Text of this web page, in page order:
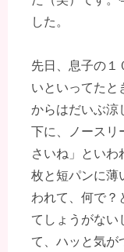
した。
先日、息子の１
いといってたと
からはだいぶ涼
下に、ノースリ
さいね」といわ
枚と短パンに
われて、何で？
てしょうがない
て、ハッと気が